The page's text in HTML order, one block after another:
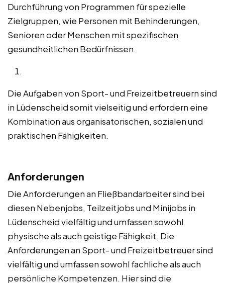
Durchführung von Programmen für spezielle
Zielgruppen, wie Personen mit Behinderungen,
Senioren oder Menschen mit spezifischen
gesundheitlichen Bedürfnissen.
Die Aufgaben von Sport- und Freizeitbetreuern sind
in Lüdenscheid somit vielseitig und erfordern eine
Kombination aus organisatorischen, sozialen und
praktischen Fähigkeiten.
Anforderungen
Die Anforderungen an Fließbandarbeiter sind bei
diesen Nebenjobs, Teilzeitjobs und Minijobs in
Lüdenscheid vielfältig und umfassen sowohl
physische als auch geistige Fähigkeit. Die
Anforderungen an Sport- und Freizeitbetreuer sind
vielfältig und umfassen sowohl fachliche als auch
persönliche Kompetenzen. Hier sind die